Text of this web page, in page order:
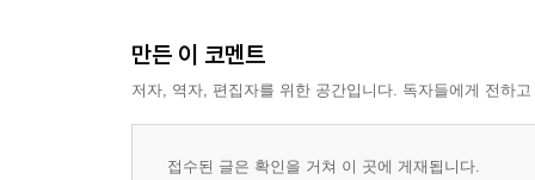
이야기 명탐정
이야기 차차차
신호등 띠빙고
만든 이 코멘트
저자, 역자, 편집자를 위한 공간입니다. 독자들에게 전하
접수된 글은 확인을 거쳐 이 곳에 게재됩니다.